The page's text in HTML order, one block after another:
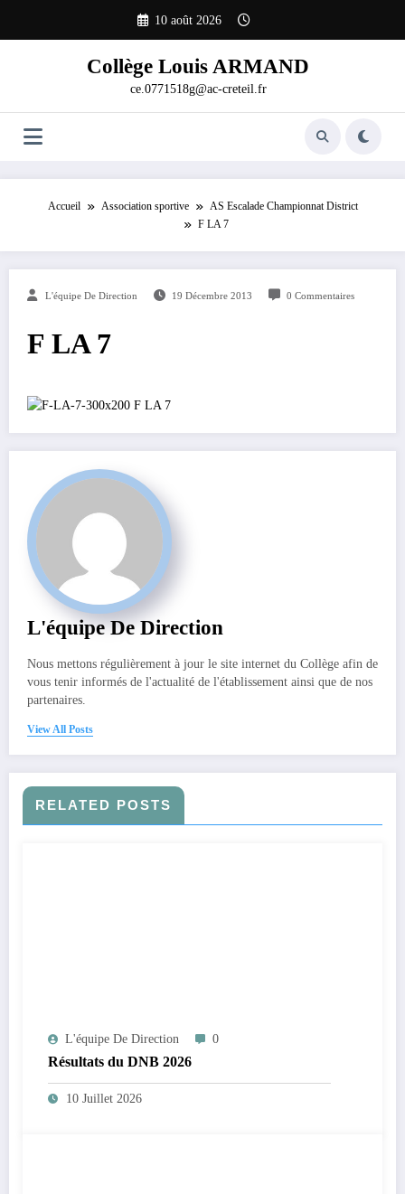
contenu
10 août 2026
Collège Louis ARMAND
ce.0771518g@ac-creteil.fr
Accueil Association sportive
AS Escalade Championnat District
F LA 7
L'équipe De Direction 19 Décembre 2013 0 Commentaires
F LA 7
L'équipe De Direction
Nous mettons régulièrement à jour le site internet du Collège afin de
vous tenir informés de l'actualité de l'établissement ainsi que de nos
partenaires.
View All Posts
RELATED POSTS
L'équipe De Direction 0
Résultats du DNB 2026
10 Juillet 2026